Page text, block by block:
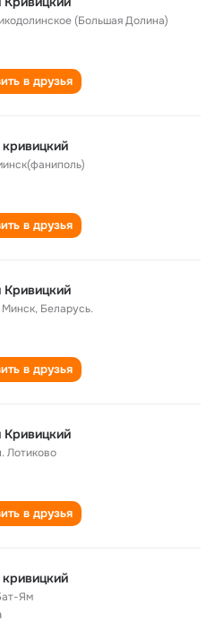
(Большая Долина)
в друзья
кривицкий
в друзья
Кривицкий
Минск, Беларусь.
в друзья
Кривицкий
Лотиково
в друзья
кривицкий
Ям